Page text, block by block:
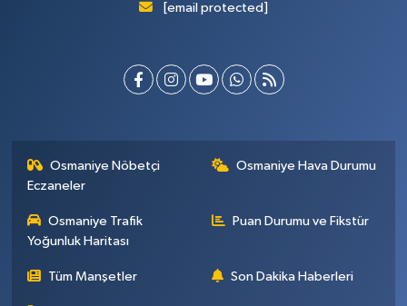
[email protected]
Osmaniye Nöbetçi
Eczaneler
Osmaniye Hava Durumu
Osmaniye Trafik
Yoğunluk Haritası
Puan Durumu ve Fikstür
Tüm Manşetler Son Dakika Haberleri